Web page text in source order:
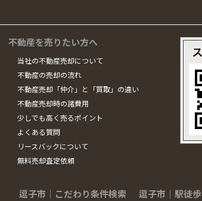
不動産を売りたい方へ
当社の不動産売却について
不動産の売却の流れ
不動産売却「仲介」と「買取」の違い
不動産売却時の諸費用
少しでも高く売るポイント
よくある質問
リースバックについて
無料売却査定依頼
逗子市｜こだわり条件検索 逗子市｜駅徒歩